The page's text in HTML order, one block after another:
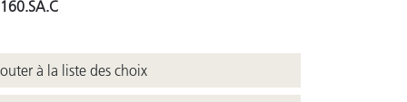
à la liste des choix